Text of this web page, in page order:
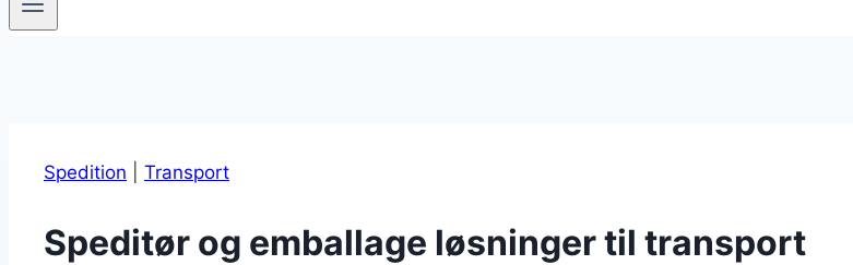
Spedition Transport
Speditør og emballage løsninger til transport